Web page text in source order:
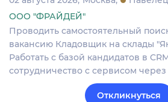
ООО "ФРАЙДЕЙ"
Проводить самостоятельный
вакансию Кладовщик на склады
Работать с базой кандидатов в
сотрудничество с сервисом
Откликнуться